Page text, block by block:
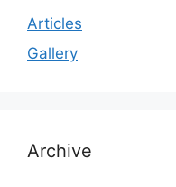
Articles
Gallery
Archive